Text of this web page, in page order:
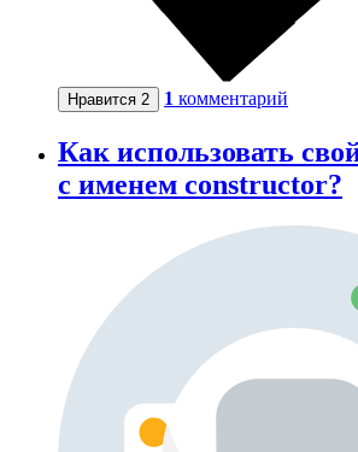
Нравится 2 1 комментарий
Как использовать
с именем constructor?